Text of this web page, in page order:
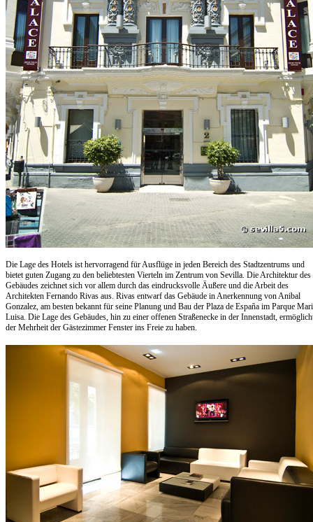
Die Lage des Hotels ist hervorragend für Ausflüge in jeden Bereich des Stadtzentrums und
bietet guten Zugang zu den beliebtesten Vierteln im Zentrum von Sevilla. Die Architektur des
Gebäudes zeichnet sich vor allem durch das eindrucksvolle Äußere und die Arbeit des
Architekten Fernando Rivas aus. Rivas entwarf das Gebäude in Anerkennung von Anibal
Gonzalez, am besten bekannt für seine Planung und Bau der Plaza de España im Parque
Luisa. Die Lage des Gebäudes, hin zu einer offenen Straßenecke in der Innenstadt,
der Mehrheit der Gästezimmer Fenster ins Freie zu haben.